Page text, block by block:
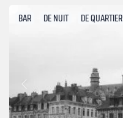
BAR DE NUIT DE QUARTIER
Précédent